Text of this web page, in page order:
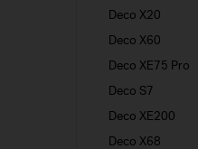
Deco X20
Deco X60
Deco XE75 Pro
Deco S7
Deco XE200
Deco X68